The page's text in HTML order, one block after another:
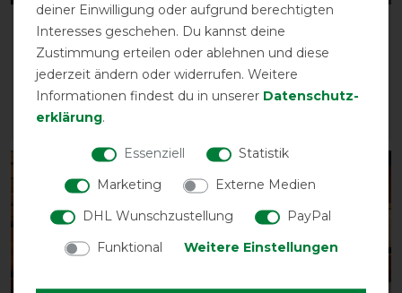
Horseware Signature
Leather Headcollar
vorher 69,95 €
62,95 € *
ARTIKEL MERKEN
Horseware Signature
Travel Boots
vorher 119,95 €
107,95 € *
deiner Einwilligung oder aufgrund berechtigten
Interesses geschehen. Du kannst deine
Zustimmung erteilen oder ablehnen und diese
jederzeit ändern oder widerrufen. Weitere
Informationen findest du in unserer Daten­schutz­
erklärung.
Essenziell
Statistik
Marketing
Externe Medien
DHL Wunschzustellung
PayPal
Funktional
Weitere Einstellungen